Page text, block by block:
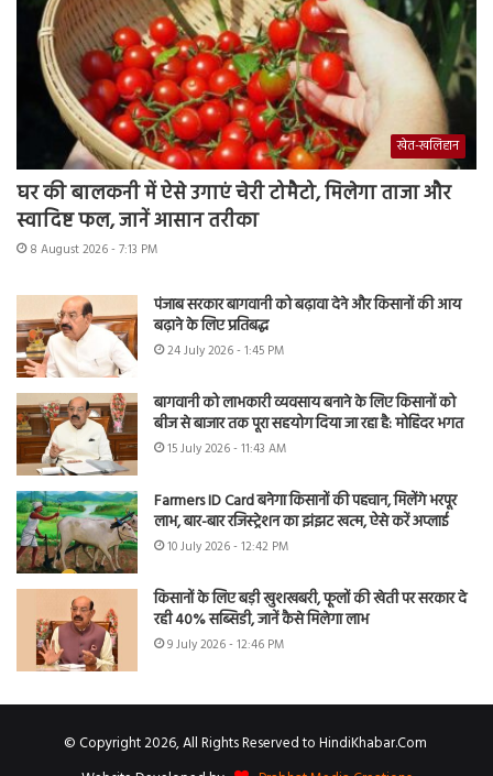
खेत-खलिहान
घर की बालकनी में ऐसे उगाएं चेरी टोमैटो, मिलेगा ताजा और
स्वादिष्ट फल, जानें आसान तरीका
8 August 2026 - 7:13 PM
पंजाब सरकार बागवानी को बढ़ावा देने और किसानों की आय
बढ़ाने के लिए प्रतिबद्ध
24 July 2026 - 1:45 PM
बागवानी को लाभकारी व्यवसाय बनाने के लिए किसानों को
बीज से बाजार तक पूरा सहयोग दिया जा रहा है: मोहिंदर भगत
15 July 2026 - 11:43 AM
Farmers ID Card बनेगा किसानों की पहचान, मिलेंगे भरपूर
लाभ, बार-बार रजिस्ट्रेशन का झंझट खत्म, ऐसे करें अप्लाई
10 July 2026 - 12:42 PM
किसानों के लिए बड़ी खुशखबरी, फूलों की खेती पर सरकार दे
रही 40% सब्सिडी, जानें कैसे मिलेगा लाभ
9 July 2026 - 12:46 PM
© Copyright 2026, All Rights Reserved to HindiKhabar.Com